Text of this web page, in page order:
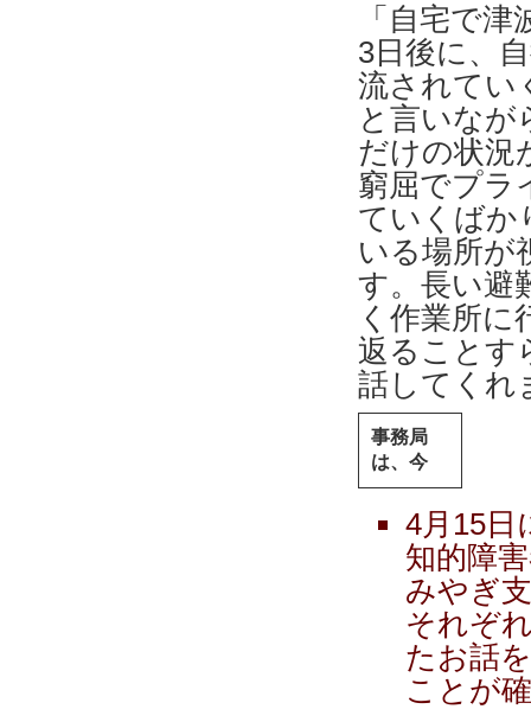
「自宅で
3日後に、
流されてい
と言いなが
だけの状況
窮屈でプラ
ていくばか
いる場所が
す。長い避
く作業所
返ることす
話してくれ
事務局
は、今
4月15日
知的障
みやぎ
それぞ
たお話
ことが